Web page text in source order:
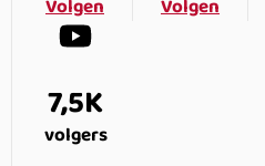
Volgen
Volgen
7,5K
volgers